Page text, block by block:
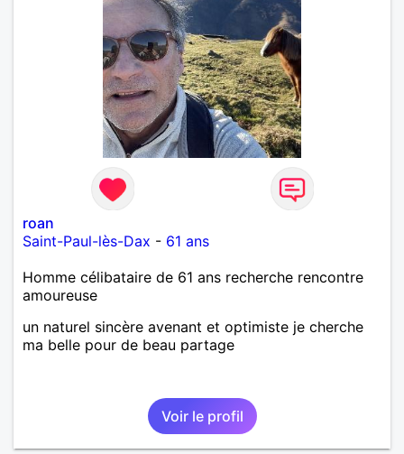
roan
Saint-Paul-lès-Dax - 61 ans
Homme célibataire de 61 ans recherche rencontre
amoureuse
un naturel sincère avenant et optimiste je cherche
ma belle pour de beau partage
Voir le profil